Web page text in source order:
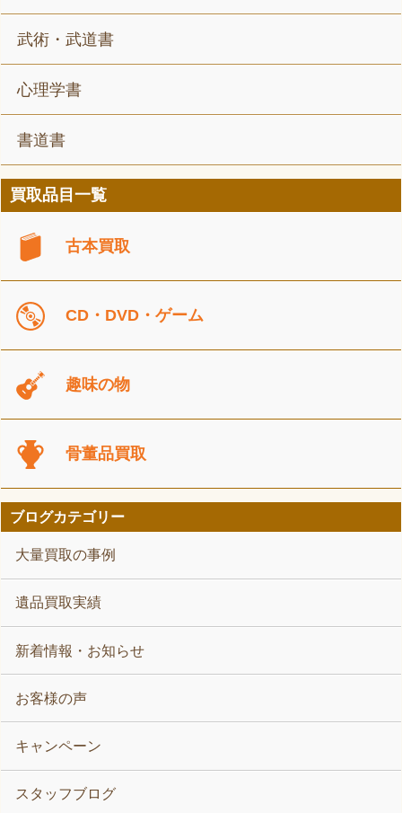
武術・武道書
心理学書
書道書
買取品目一覧
古本買取
CD・DVD・ゲーム
趣味の物
骨董品買取
ブログカテゴリー
大量買取の事例
遺品買取実績
新着情報・お知らせ
お客様の声
キャンペーン
スタッフブログ